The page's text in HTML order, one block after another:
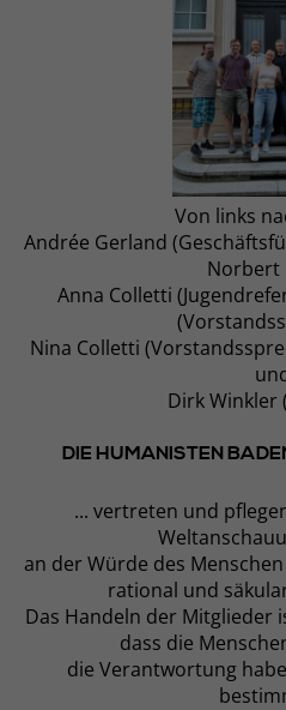
Von links
Andrée Gerland
Norbert
Anna Colletti
Nina Colletti
Dirk Winkler
DIE HUMANISTEN
... vertreten und
an der Würde des
rational und
Das Handeln der Mitglieder
dass die
die Verantwortung